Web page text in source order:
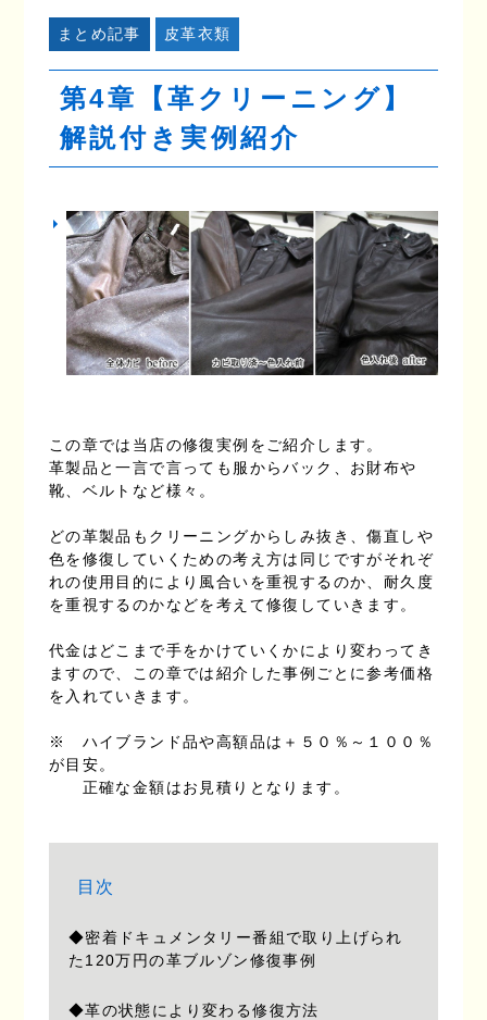
まとめ記事 皮革衣類
第4章【革クリーニング】
解説付き実例紹介
この章では当店の修復実例をご紹介します。
革製品と一言で言っても服からバック、お財布や
靴、ベルトなど様々。
どの革製品もクリーニングからしみ抜き、傷直しや
色を修復していくための考え方は同じですがそれぞ
れの使用目的により風合いを重視するのか、耐久度
を重視するのかなどを考えて修復していきます。
代金はどこまで手をかけていくかにより変わってき
ますので、この章では紹介した事例ごとに参考価格
を入れていきます。
※　ハイブランド品や高額品は＋５０％～１００％
が目安。
正確な金額はお見積りとなります。
目次
◆密着ドキュメンタリー番組で取り上げられ
た120万円の革ブルゾン修復事例
◆革の状態により変わる修復方法